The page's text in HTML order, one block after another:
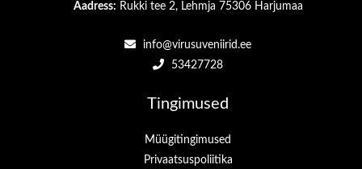
Aadress: Rukki tee 2, Lehmja 75306 Harjumaa
info@virusuveniirid.ee
53427728
Tingimused
Müügitingimused
Privaatsuspoliitika